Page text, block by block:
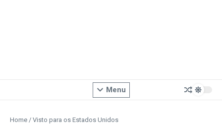
Menu
Home / Visto para os Estados Unidos